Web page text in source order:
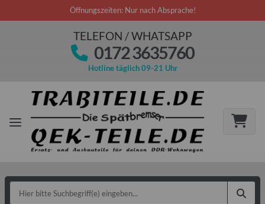
Öffnungszeiten: Nur nach Absprache!
TELEFON / WHATSAPP
0172 3635760
Hotline täglich 09-21 Uhr